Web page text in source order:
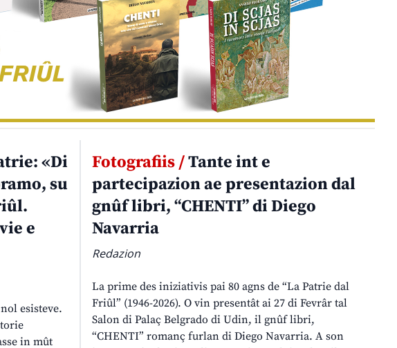
«Di
su
e
esisteve.
in mût
Fotografiis /Tante int e
partecipazion ae presentazion dal
gnûf libri, “CHENTI” di Diego
Navarria
Redazion
La prime des iniziativis pai 80 agns de “La Patrie dal
Friûl” (1946-2026). O vin presentât ai 27 di Fevrâr tal
Salon di Palaç Belgrado di Udin, il gnûf libri,
“CHENTI” romanç furlan di Diego Navarria. A son